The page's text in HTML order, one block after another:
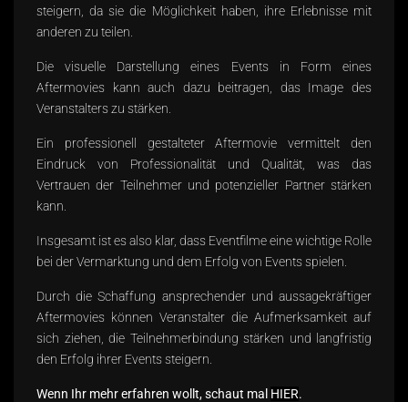
steigern, da sie die Möglichkeit haben, ihre Erlebnisse mit
anderen zu teilen.
Die visuelle Darstellung eines Events in Form eines
Aftermovies kann auch dazu beitragen, das Image des
Veranstalters zu stärken.
Ein professionell gestalteter Aftermovie vermittelt den
Eindruck von Professionalität und Qualität, was das
Vertrauen der Teilnehmer und potenzieller Partner stärken
kann.
Insgesamt ist es also klar, dass Eventfilme eine wichtige Rolle
bei der Vermarktung und dem Erfolg von Events spielen.
Durch die Schaffung ansprechender und aussagekräftiger
Aftermovies können Veranstalter die Aufmerksamkeit auf
sich ziehen, die Teilnehmerbindung stärken und langfristig
den Erfolg ihrer Events steigern.
Wenn Ihr mehr erfahren wollt, schaut mal HIER.